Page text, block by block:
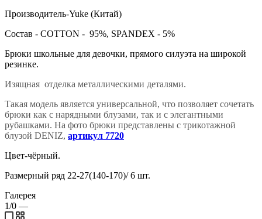
Производитель-Yuke (Китай)
Состав - COTTON - 95%, SPANDEX - 5%
Брюки школьные для девочки, прямого силуэта на широкой
резинке.
Изящная отделка металлическими деталями.
Такая модель является универсальной, что позволяет сочетать
брюки как с нарядными блузами, так и с элегантными
рубашками. На фото брюки представлены с трикотажной
блузой DENIZ, артикул 7720
Цвет-чёрный.
Размерный ряд 22-27(140-170)/ 6 шт.
Галерея
1/0 —